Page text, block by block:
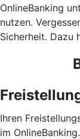
OnlineBanking
nutzen.
Sicherheit. Dazu
Ihren
im OnlineBanking.